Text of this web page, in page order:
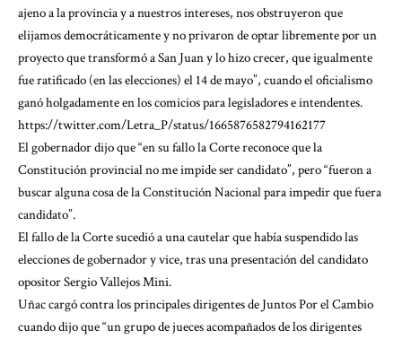
ajeno a la provincia y a nuestros intereses, nos obstruyeron que
elijamos democráticamente y no privaron de optar libremente por un
proyecto que transformó a San Juan y lo hizo crecer, que igualmente
fue ratificado (en las elecciones) el 14 de mayo”, cuando el oficialismo
ganó holgadamente en los comicios para legisladores e intendentes.
https://twitter.com/Letra_P/status/1665876582794162177
El gobernador dijo que “en su fallo la Corte reconoce que la
Constitución provincial no me impide ser candidato”, pero “fueron a
buscar alguna cosa de la Constitución Nacional para impedir que fuera
candidato”.
El fallo de la Corte sucedió a una cautelar que había suspendido las
elecciones de gobernador y vice, tras una presentación del candidato
opositor Sergio Vallejos Mini.
Uñac cargó contra los principales dirigentes de Juntos Por el Cambio
cuando dijo que “un grupo de jueces acompañados de los dirigentes